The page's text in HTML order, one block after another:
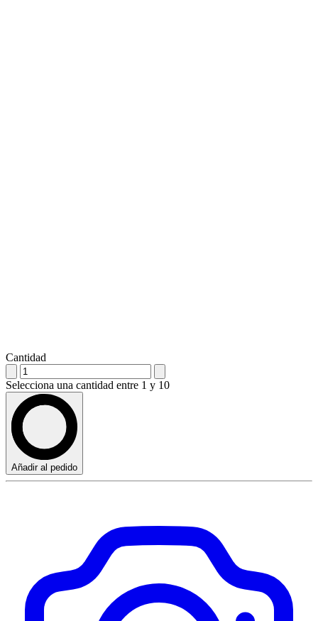
Cantidad
Selecciona una cantidad entre 1 y 10
Añadir al pedido